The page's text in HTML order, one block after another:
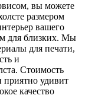
вы можете
размером
вашего
для близких. Мы
для печати,
и
Стоимость
приятно удивит
качество